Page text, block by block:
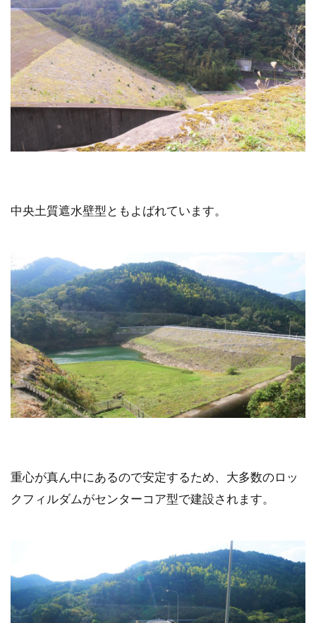
中央土質遮水壁型ともよばれています。
重心が真ん中にあるので安定するため、大多数のロッ
クフィルダムがセンターコア型で建設されます。